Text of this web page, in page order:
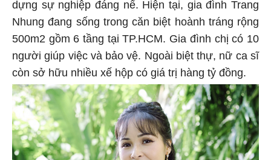
dựng sự nghiệp đáng nể. Hiện tại, gia đình Trang
Nhung đang sống trong căn biệt hoành tráng rộng
500m2 gồm 6 tầng tại TP.HCM. Gia đình chị có 10
người giúp việc và bảo vệ. Ngoài biệt thự, nữ ca sĩ
còn sở hữu nhiều xế hộp có giá trị hàng tỷ đồng.